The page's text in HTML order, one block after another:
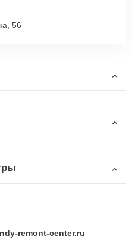
56
remont-center.ru